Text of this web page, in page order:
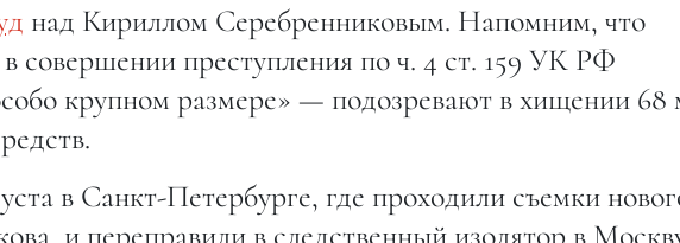
над Кириллом Серебренниковым. Напомним, что
совершении преступления по ч. 4 ст. 159 УК РФ
крупном размере» — подозревают в хищении 68
в Санкт-Петербурге, где проходили съемки
и переправили в следственный изолятор в